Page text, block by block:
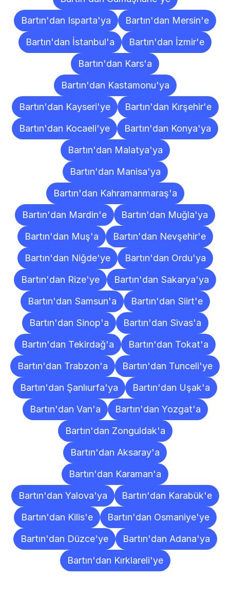
Bartın'dan Isparta'ya
Bartın'dan Mersin'e
Bartın'dan İstanbul'a
Bartın'dan İzmir'e
Bartın'dan Kars'a
Bartın'dan Kastamonu'ya
Bartın'dan Kayseri'ye
Bartın'dan Kırşehir'e
Bartın'dan Kocaeli'ye
Bartın'dan Konya'ya
Bartın'dan Malatya'ya
Bartın'dan Manisa'ya
Bartın'dan Kahramanmaraş'a
Bartın'dan Mardin'e
Bartın'dan Muğla'ya
Bartın'dan Muş'a
Bartın'dan Nevşehir'e
Bartın'dan Niğde'ye
Bartın'dan Ordu'ya
Bartın'dan Rize'ye
Bartın'dan Sakarya'ya
Bartın'dan Samsun'a
Bartın'dan Siirt'e
Bartın'dan Sinop'a
Bartın'dan Sivas'a
Bartın'dan Tekirdağ'a
Bartın'dan Tokat'a
Bartın'dan Trabzon'a
Bartın'dan Tunceli'ye
Bartın'dan Şanlıurfa'ya
Bartın'dan Uşak'a
Bartın'dan Van'a
Bartın'dan Yozgat'a
Bartın'dan Zonguldak'a
Bartın'dan Aksaray'a
Bartın'dan Karaman'a
Bartın'dan Yalova'ya
Bartın'dan Karabük'e
Bartın'dan Kilis'e
Bartın'dan Osmaniye'ye
Bartın'dan Düzce'ye
Bartın'dan Adana'ya
Bartın'dan Kırklareli'ye